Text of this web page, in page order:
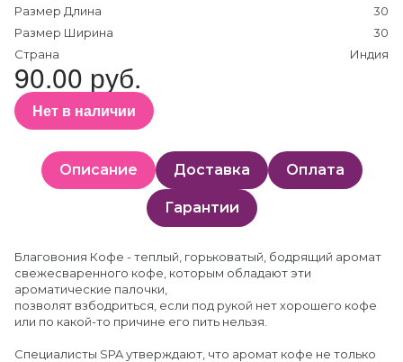
Размер Длина
30
Размер Ширина
30
Страна
Индия
90.00 руб.
Нет в наличии
Описание Доставка Оплата
Гарантии
Благовония Кофе - теплый, горьковатый, бодрящий аромат
свежесваренного кофе, которым обладают эти
ароматические палочки,
позволят взбодриться, если под рукой нет хорошего кофе
или по какой-то причине его пить нельзя.
Специалисты SPA утверждают, что аромат кофе не только